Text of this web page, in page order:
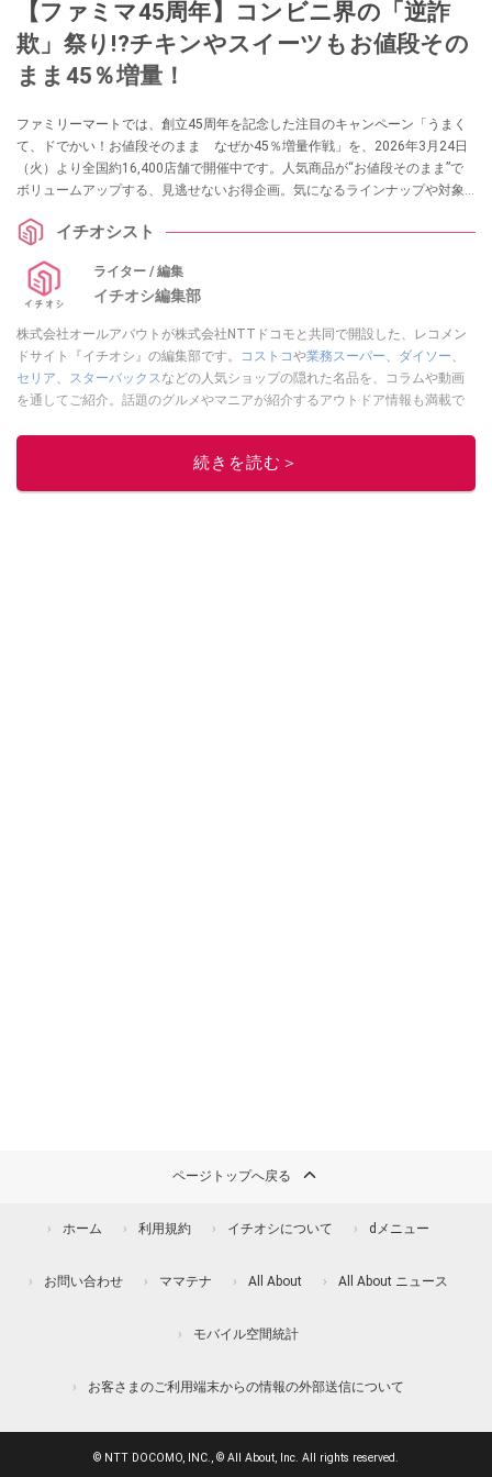
【ファミマ45周年】コンビニ界の「逆詐
欺」祭り!?チキンやスイーツもお値段その
まま45％増量！
ファミリーマートでは、創立45周年を記念した注目のキャンペーン「うまく
て、ドでかい！お値段そのまま なぜか45％増量作戦」を、2026年3月24日
（火）より全国約16,400店舗で開催中です。人気商品が“お値段そのまま”で
ボリュームアップする、見逃せないお得企画。気になるラインナップや対象
イチオシスト
ライター / 編集
イチオシ編集部
株式会社オールアバウトが株式会社NTTドコモと共同で開設した、レコメン
ドサイト『イチオシ』の編集部です。
コストコや業務スーパー、 ダイソー、
セリア、 スターバックスなどの人気ショップの隠れた名品を、コラムや動画
を通してご紹介。話題のグルメやマニアが紹介するアウトドア情報も満載で
レビューしています。毎日トレンド情報をお届けしているので、ぜひ
してください！続きを読む＞
ページトップへ戻る
ホーム 利用規約 イチオシについて dメニュー
お問い合わせ ママテナ All About All About ニュース
モバイル空間統計
お客さまのご利用端末からの情報の外部送信について
© NTT DOCOMO, INC., © All About, Inc. All rights reserved.